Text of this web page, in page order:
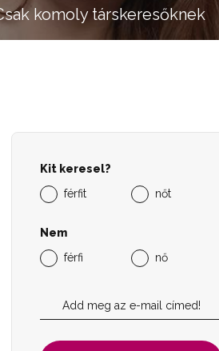
komoly társkeresőknek
Kit keresel?
férfit
nőt
Nem
férfi
nő